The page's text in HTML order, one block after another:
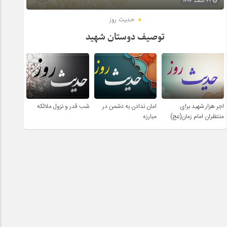
حدیث روز
توصیف دوستان شهید
اجر هزار شهید برای
منتظران امام زمان(عج)
امان ندادن به دشمن در
مبارزه
شب قدر و نزول ملائکه